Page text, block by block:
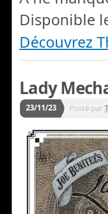
Disponible
Découvrez
Lady
23/11/23 Posté par